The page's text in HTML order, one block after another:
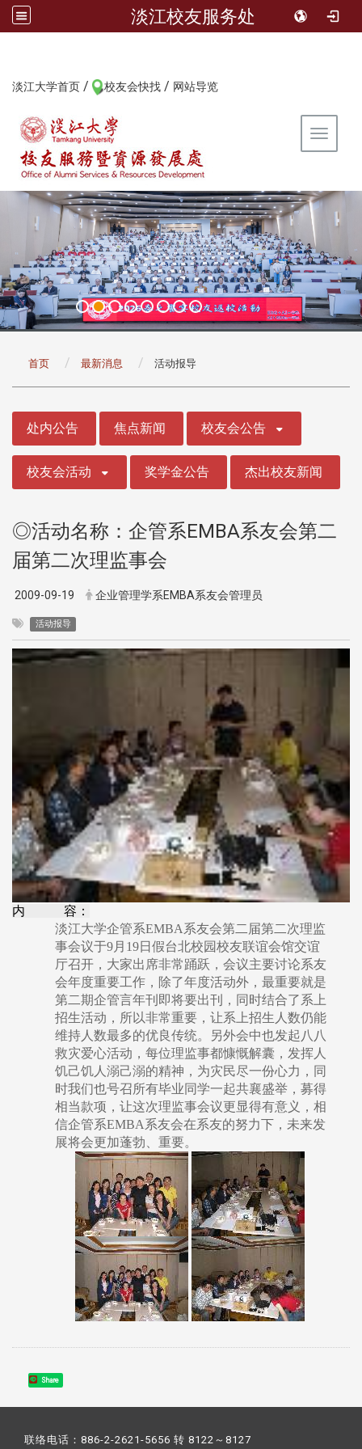
淡江校友服务处
淡江大学首页 / 校友会快找 / 网站导览
Toggle
首页 最新消息 活动报导
处内公告 焦点新闻 校友会公告
校友会活动 奖学金公告 杰出校友新闻
◎活动名称：企管系EMBA系友会第二
届第二次理监事会
2009-09-19 企业管理学系EMBA系友会管理员
活动报导
内 容：
淡江大学企管系EMBA系友会第二届第二次理监
事会议于9月19日假台北校园校友联谊会馆交谊
厅召开，大家出席非常踊跃，会议主要讨论系友
会年度重要工作，除了年度活动外，最重要就是
第二期企管言年刊即将要出刊，同时结合了系上
招生活动，所以非常重要，让系上招生人数仍能
维持人数最多的优良传统。另外会中也发起八八
救灾爱心活动，每位理监事都慷慨解囊，发挥人
饥己饥人溺己溺的精神，为灾民尽一份心力，同
时我们也号召所有毕业同学一起共襄盛举，募得
相当款项，让这次理监事会议更显得有意义，相
信企管系EMBA系友会在系友的努力下，未来发
展将会更加蓬勃、重要。
Share
联络电话：886-2-2621-5656 转 8122～8127